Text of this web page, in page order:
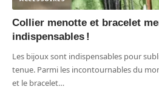
Collier menotte et bracelet
indispensables !
Les bijoux sont indispensables pour
tenue. Parmi les incontournables du
et le bracelet…